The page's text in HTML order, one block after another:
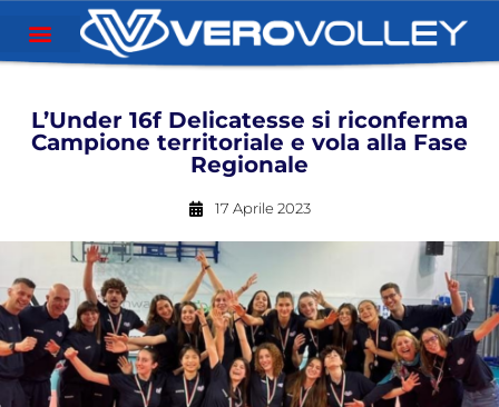
L’Under 16f Delicatesse si riconferma
Campione territoriale e vola alla Fase
Regionale
17 Aprile 2023